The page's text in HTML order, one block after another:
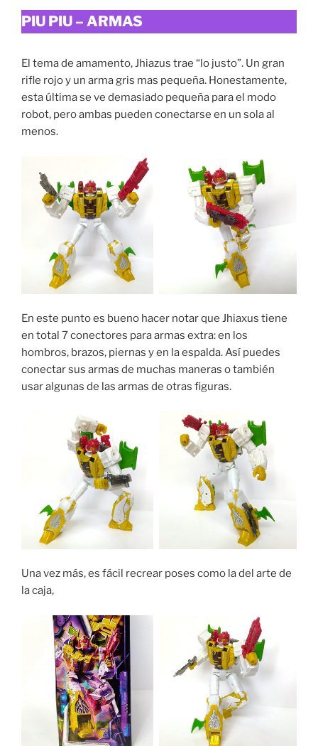
PIU PIU – ARMAS
El tema de amamento, Jhiazus trae “lo justo”. Un gran
rifle rojo y un arma gris mas pequeña. Honestamente,
esta última se ve demasiado pequeña para el modo
robot, pero ambas pueden conectarse en un sola al
menos.
En este punto es bueno hacer notar que Jhiaxus tiene
en total 7 conectores para armas extra: en los
hombros, brazos, piernas y en la espalda. Así puedes
conectar sus armas de muchas maneras o también
usar algunas de las armas de otras figuras.
Una vez más, es fácil recrear poses como la del arte de
la caja,